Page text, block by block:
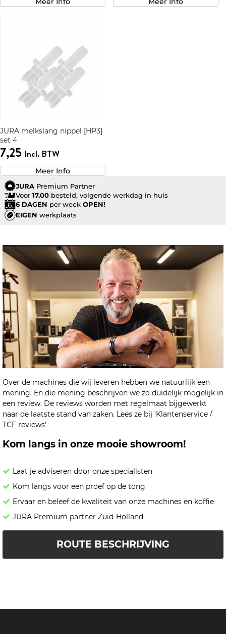
JURA melkslang nippel [HP3]
set 4
7,25 Incl. BTW
Meer Info
JURA Premium Partner
Voor 17.00 besteld, volgende werkdag in huis
6 DAGEN per week OPEN!
EIGEN werkplaats
Over de machines die wij leveren hebben we natuurlijk een
mening. En die mening beschrijven we zo duidelijk mogelijk in
een review. De reviews worden met regelmaat bijgewerkt
naar de laatste stand van zaken. Lees ze bij 'Klantenservice /
TCF reviews'
Kom langs in onze mooie showroom!
Laat je adviseren door onze specialisten
Kom langs voor een proef op de tong
Ervaar en beleef de kwaliteit van onze machines en koffie
JURA Premium partner Zuid-Holland
ROUTE BESCHRIJVING